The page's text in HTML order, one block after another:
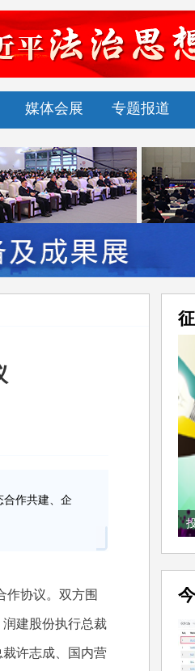
媒体会展 专题报道
合作共建、企
协议。双方围
建股份执行总裁
许志成、国内营